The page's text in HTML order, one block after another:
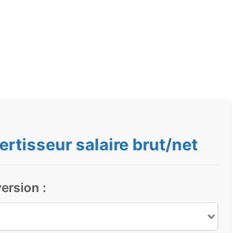
salaire brut/net
: